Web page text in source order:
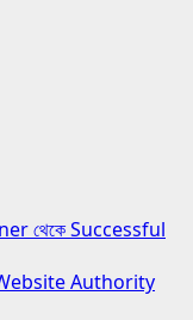
থেকে Successful
Authority